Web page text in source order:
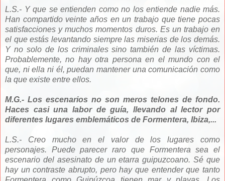
L.S.- Y que se entienden como no los entiende nadie más.
Han compartido veinte años en un trabajo que tiene pocas
satisfacciones y muchos momentos duros. Es un trabajo en
el que estás levantando siempre las miserias de los demás.
Y no solo de los criminales sino también de las víctimas.
Probablemente, no hay otra persona en el mundo con el
que, ni ella ni él, puedan mantener una comunicación como
la que existe entre ellos.
M.G.- Los escenarios no son meros telones de fondo.
Haces casi una labor de guía, llevando al lector por
diferentes lugares emblemáticos de Formentera, Ibiza,...
L.S.- Creo mucho en el valor de los lugares como
personajes. Puede parecer raro que Formentera sea el
escenario del asesinato de un etarra guipuzcoano. Sé que
hay un contraste abrupto, pero hay que entender que tanto